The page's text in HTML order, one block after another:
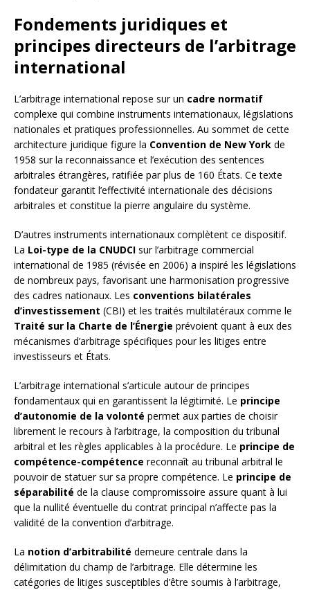
Fondements juridiques et
principes directeurs de l’arbitrage
international
L’arbitrage international repose sur un cadre normatif
complexe qui combine instruments internationaux, législations
nationales et pratiques professionnelles. Au sommet de cette
architecture juridique figure la Convention de New York de
1958 sur la reconnaissance et l’exécution des sentences
arbitrales étrangères, ratifiée par plus de 160 États. Ce texte
fondateur garantit l’effectivité internationale des décisions
arbitrales et constitue la pierre angulaire du système.
D’autres instruments internationaux complètent ce dispositif.
La Loi-type de la CNUDCI sur l’arbitrage commercial
international de 1985 (révisée en 2006) a inspiré les législations
de nombreux pays, favorisant une harmonisation progressive
des cadres nationaux. Les conventions bilatérales
d’investissement (CBI) et les traités multilatéraux comme le
Traité sur la Charte de l’Énergie prévoient quant à eux des
mécanismes d’arbitrage spécifiques pour les litiges entre
investisseurs et États.
L’arbitrage international s’articule autour de principes
fondamentaux qui en garantissent la légitimité. Le principe
d’autonomie de la volonté permet aux parties de choisir
librement le recours à l’arbitrage, la composition du tribunal
arbitral et les règles applicables à la procédure. Le principe de
compétence-compétence reconnaît au tribunal arbitral le
pouvoir de statuer sur sa propre compétence. Le principe de
séparabilité de la clause compromissoire assure quant à lui
que la nullité éventuelle du contrat principal n’affecte pas la
validité de la convention d’arbitrage.
La notion d’arbitrabilité demeure centrale dans la
délimitation du champ de l’arbitrage. Elle détermine les
catégories de litiges susceptibles d’être soumis à l’arbitrage,